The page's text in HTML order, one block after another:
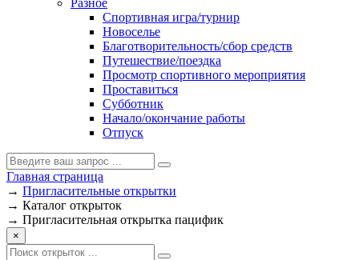
Разное
Спортивная игра/турнир
Новоселье
Благотворительность/сбор средств
Путешествие/поездка
Просмотр спортивного мероприятия
Проставиться
Субботник
Начало/окончание работы
Отпуск
Главная страница
→ Пригласительные открытки
→ Каталог открыток
→ Пригласительная открытка пацифик
×